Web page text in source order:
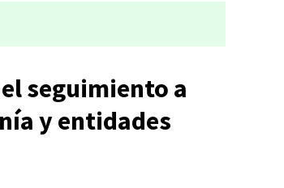
seguimiento a
y entidades